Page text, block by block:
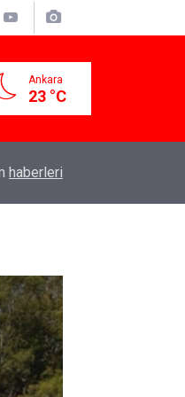
Ankara
23 °C
gözüne bakamayacağımız
haberleri